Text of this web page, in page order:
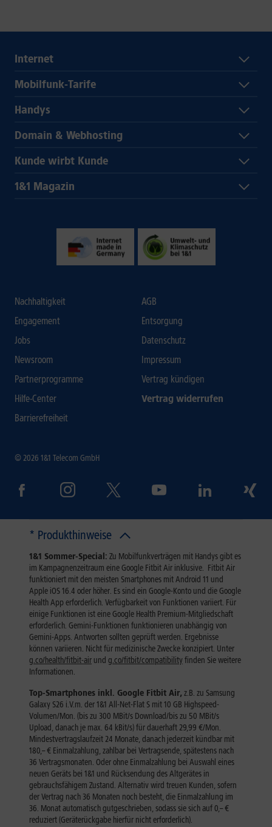
Internet
Mobilfunk-Tarife
Handys
Domain & Webhosting
Kunde wirbt Kunde
1&1 Magazin
Nachhaltigkeit
Engagement
Jobs
Newsroom
Partnerprogramme
Hilfe-Center
Barrierefreiheit
AGB
Entsorgung
Datenschutz
Impressum
Vertrag kündigen
Vertrag widerrufen
© 2026 1&1 Telecom GmbH